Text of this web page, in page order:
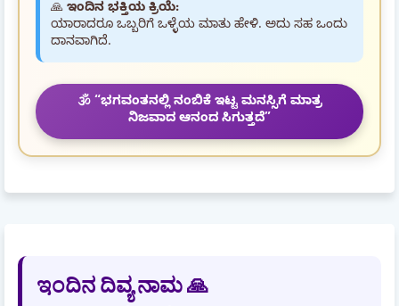
🙏 ಇಂದಿನ ಭಕ್ತಿಯ ಕ್ರಿಯೆ:
ಯಾರಾದರೂ ಒಬ್ಬರಿಗೆ ಒಳ್ಳೆಯ ಮಾತು ಹೇಳಿ. ಅದು ಸಹ ಒಂದು
ದಾನವಾಗಿದೆ.
🕉️ “ಭಗವಂತನಲ್ಲಿ ನಂಬಿಕೆ ಇಟ್ಟ ಮನಸ್ಸಿಗೆ ಮಾತ್ರ
ನಿಜವಾದ ಆನಂದ ಸಿಗುತ್ತದೆ”
ಇಂದಿನ ದಿವ್ಯ ನಾಮ 🙏